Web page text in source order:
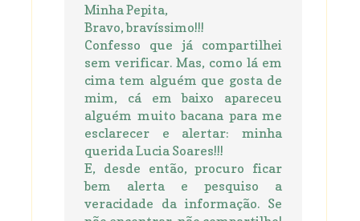
Minha Pepita,
Bravo, bravíssimo!!!
Confesso que já compartilhei
sem verificar. Mas, como lá em
cima tem alguém que gosta de
mim, cá em baixo apareceu
alguém muito bacana para me
esclarecer e alertar: minha
querida Lucia Soares!!!
E, desde então, procuro ficar
bem alerta e pesquiso a
veracidade da informação. Se